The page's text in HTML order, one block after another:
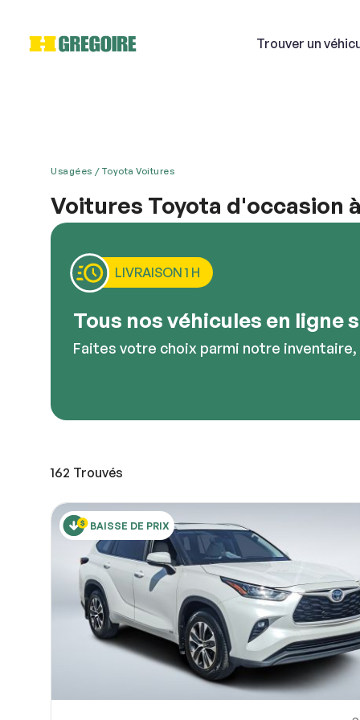
Trouver un
Usagées Toyota Voitures
Voitures Toyota d'occasion
Toyota est une marque caractérisée par sa
une voiture d’occasion à vendre, Toyota
une esthétique à la fois simple et hautement
pouvez choisir.
LIVRAISON 1 H
Tous nos véhicules en ligne
Faites votre choix parmi notre
162 Trouvés
BAISSE DE PRIX
ou